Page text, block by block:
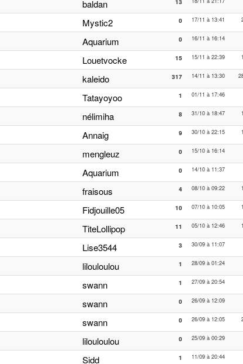
baldan 13
Mystic2 0 17/11 à 13:41
Aquarium 0 16/11 à 16:14
Louetvocke 15 15/11 à 22:39
kaleido 317 14/11 à 13:30
Tatayoyoo 1 01/11 à 17:46
nélimiha 8 31/10 à 18:47
Annaig 9 30/10 à 22:15
mengleuz 0 15/10 à 16:14
Aquarium 0 14/10 à 11:37
fraisous 4 08/10 à 09:22
Fidjouille05 10 07/10 à 10:05
TiteLollipop 11 05/10 à 12:46
Lise3544 3 30/09 à 11:07
lilouloulou 1 28/09 à 01:24
swann 1 27/09 à 20:54
swann 0 26/09 à 12:09
swann 0 26/09 à 12:05
lilouloulou 0 25/09 à 00:29
Sidd 1 11/09 à 20:44